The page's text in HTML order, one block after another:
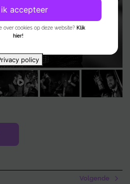
jazzy ervaring die een blijvende indruk
Volgende
over cookies op deze website? Klik
hier!
accepteer
policy